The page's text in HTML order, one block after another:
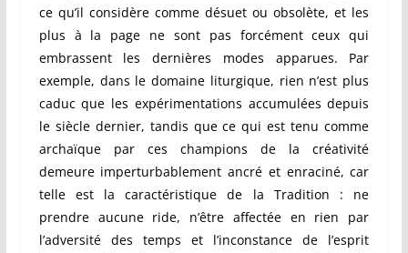
ce qu’il considère comme désuet ou obsolète, et les
plus à la page ne sont pas forcément ceux qui
embrassent les dernières modes apparues. Par
exemple, dans le domaine liturgique, rien n’est plus
caduc que les expérimentations accumulées depuis
le siècle dernier, tandis que ce qui est tenu comme
archaïque par ces champions de la créativité
demeure imperturbablement ancré et enraciné, car
telle est la caractéristique de la Tradition : ne
prendre aucune ride, n’être affectée en rien par
l’adversité des temps et l’inconstance de l’esprit